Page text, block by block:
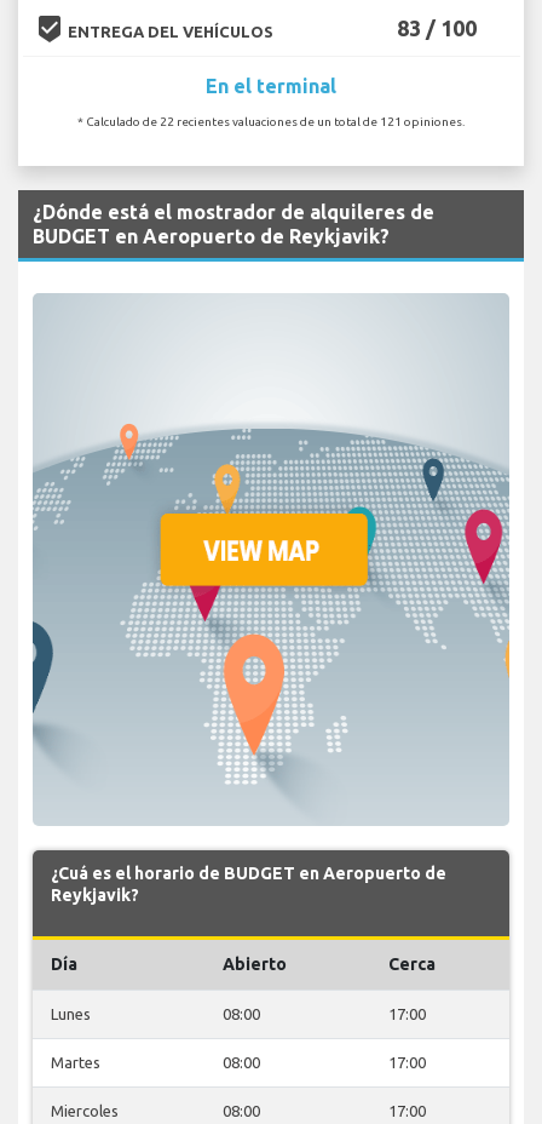
beenhere ENTREGA DEL VEHÍCULOS 83 / 100
En el terminal
* Calculado de 22 recientes valuaciones de un total de 121 opiniones.
¿Dónde está el mostrador de alquileres de
BUDGET en Aeropuerto de Reykjavik?
¿Cuá es el horario de BUDGET en Aeropuerto de
Reykjavik?
Día Abierto Cerca
Lunes 08:00 17:00
Martes 08:00 17:00
Miercoles 08:00 17:00